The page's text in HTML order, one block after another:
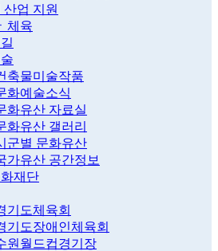
산업 지원
체육
축물미술작품
화예술소식
화유산 자료실
화유산 갤러리
군별 문화유산
가유산 공간정보
재단
기도체육회
기도장애인체육회
원월드컵경기장